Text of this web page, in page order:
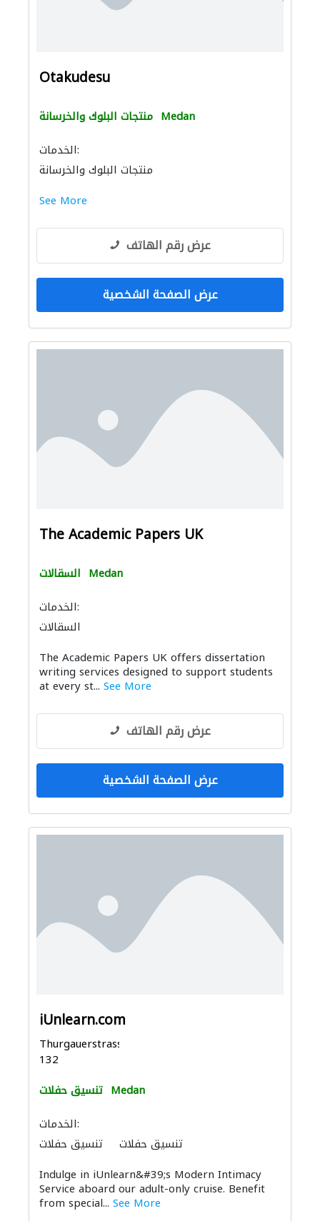
Otakudesu
منتجات البلوك والخرسانة Medan
الخدمات:
منتجات البلوك والخرسانة
See More
عرض رقم الهاتف
عرض الصفحة الشخصية
The Academic Papers UK
السقالات Medan
الخدمات:
السقالات
The Academic Papers UK offers dissertation
writing services designed to support students
at every st... See More
عرض رقم الهاتف
عرض الصفحة الشخصية
iUnlearn.com
Thurgauerstrasse
132
تنسيق حفلات Medan
الخدمات:
تنسيق حفلات
تنسيق حفلات
Indulge in iUnlearn&#39;s Modern Intimacy
Service aboard our adult-only cruise. Benefit
from special... See More